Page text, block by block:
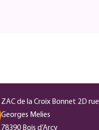
ZAC de la Croix Bonnet 2D rue
Georges Melies
78390 Bois d’Arcy